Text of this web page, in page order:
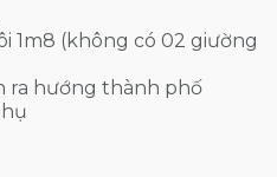
1m8 (không có 02 giường
ra hướng thành phố